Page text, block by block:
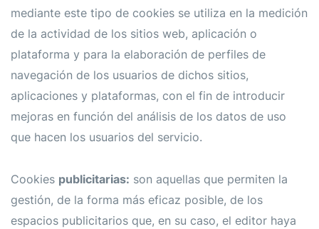
mediante este tipo de cookies se utiliza en la medición
de la actividad de los sitios web, aplicación o
plataforma y para la elaboración de perfiles de
navegación de los usuarios de dichos sitios,
aplicaciones y plataformas, con el fin de introducir
mejoras en función del análisis de los datos de uso
que hacen los usuarios del servicio.
Cookies publicitarias: son aquellas que permiten la
gestión, de la forma más eficaz posible, de los
espacios publicitarios que, en su caso, el editor haya